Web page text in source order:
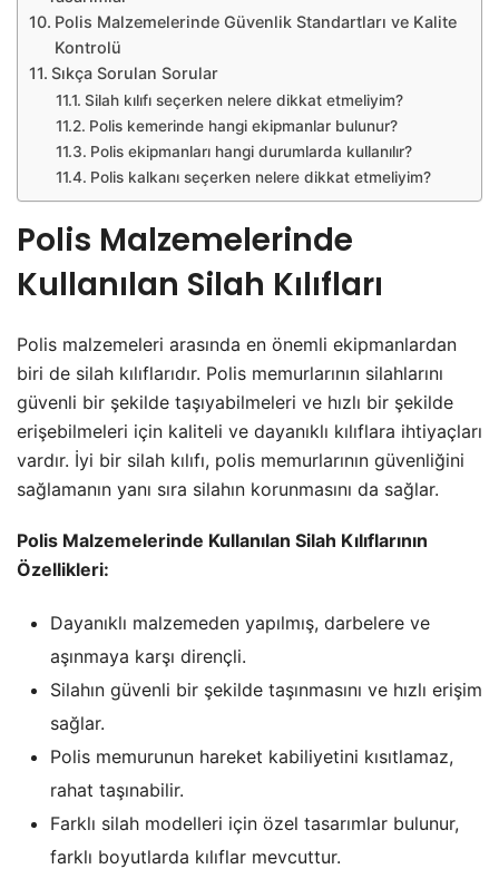
Polis Malzemelerinde Güvenlik Standartları ve Kalite
Kontrolü
Sıkça Sorulan Sorular
Silah kılıfı seçerken nelere dikkat etmeliyim?
Polis kemerinde hangi ekipmanlar bulunur?
Polis ekipmanları hangi durumlarda kullanılır?
Polis kalkanı seçerken nelere dikkat etmeliyim?
Polis Malzemelerinde
Kullanılan Silah Kılıfları
Polis malzemeleri arasında en önemli ekipmanlardan
biri de silah kılıflarıdır. Polis memurlarının silahlarını
güvenli bir şekilde taşıyabilmeleri ve hızlı bir şekilde
erişebilmeleri için kaliteli ve dayanıklı kılıflara ihtiyaçları
vardır. İyi bir silah kılıfı, polis memurlarının güvenliğini
sağlamanın yanı sıra silahın korunmasını da sağlar.
Polis Malzemelerinde Kullanılan Silah Kılıflarının
Özellikleri:
Dayanıklı malzemeden yapılmış, darbelere ve
aşınmaya karşı dirençli.
Silahın güvenli bir şekilde taşınmasını ve hızlı erişim
sağlar.
Polis memurunun hareket kabiliyetini kısıtlamaz,
rahat taşınabilir.
Farklı silah modelleri için özel tasarımlar bulunur,
farklı boyutlarda kılıflar mevcuttur.